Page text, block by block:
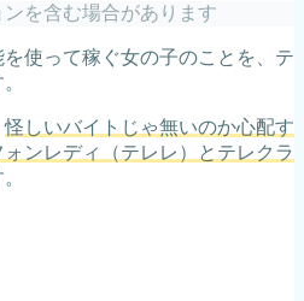
を含む場合があります
使って稼ぐ女の子のことを、テ
怪しいバイトじゃ無いのか心配す
ンレディ（テレレ）とテレクラ